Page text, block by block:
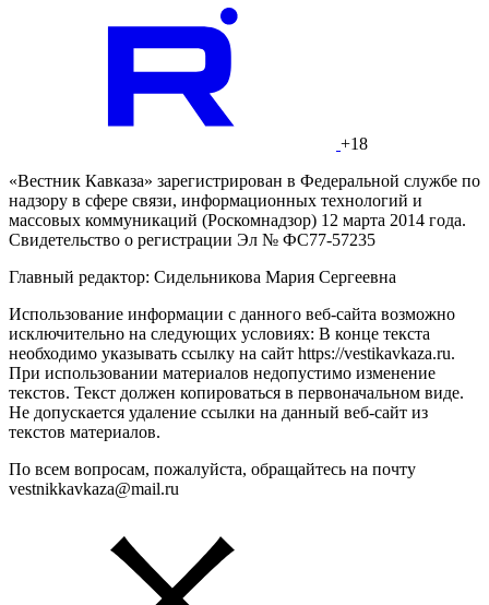
+18
«Вестник Кавказа» зарегистрирован в Федеральной службе по
надзору в сфере связи, информационных технологий и
массовых коммуникаций (Роскомнадзор) 12 марта 2014 года.
Свидетельство о регистрации Эл № ФС77-57235
Главный редактор: Сидельникова Мария Сергеевна
Использование информации с данного веб-сайта возможно
исключительно на следующих условиях: В конце текста
необходимо указывать ссылку на сайт https://vestikavkaza.ru.
При использовании материалов недопустимо изменение
текстов. Текст должен копироваться в первоначальном виде.
Не допускается удаление ссылки на данный веб-сайт из
текстов материалов.
По всем вопросам, пожалуйста, обращайтесь на почту
vestnikkavkaza@mail.ru